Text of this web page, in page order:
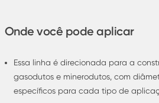
Onde você pode aplicar
Essa linha é direcionada para a
gasodutos e minerodutos, com
específicos para cada tipo de